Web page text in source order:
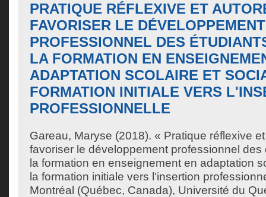
PRATIQUE RÉFLEXIVE ET
FAVORISER LE DÉVELOPPEMENT
PROFESSIONNEL DES
LA FORMATION EN
ADAPTATION SCOLAIRE ET
FORMATION INITIALE VERS
PROFESSIONNELLE
Gareau, Maryse (2018). « Pratique réflexive
favoriser le développement professionnel des
la formation en enseignement en adaptation
la formation initiale vers l'insertion
Montréal (Québec, Canada), Université du